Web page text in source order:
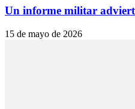
Un informe militar
15 de mayo de 2026